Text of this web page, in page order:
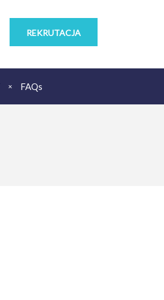
REKRUTACJA
FAQs